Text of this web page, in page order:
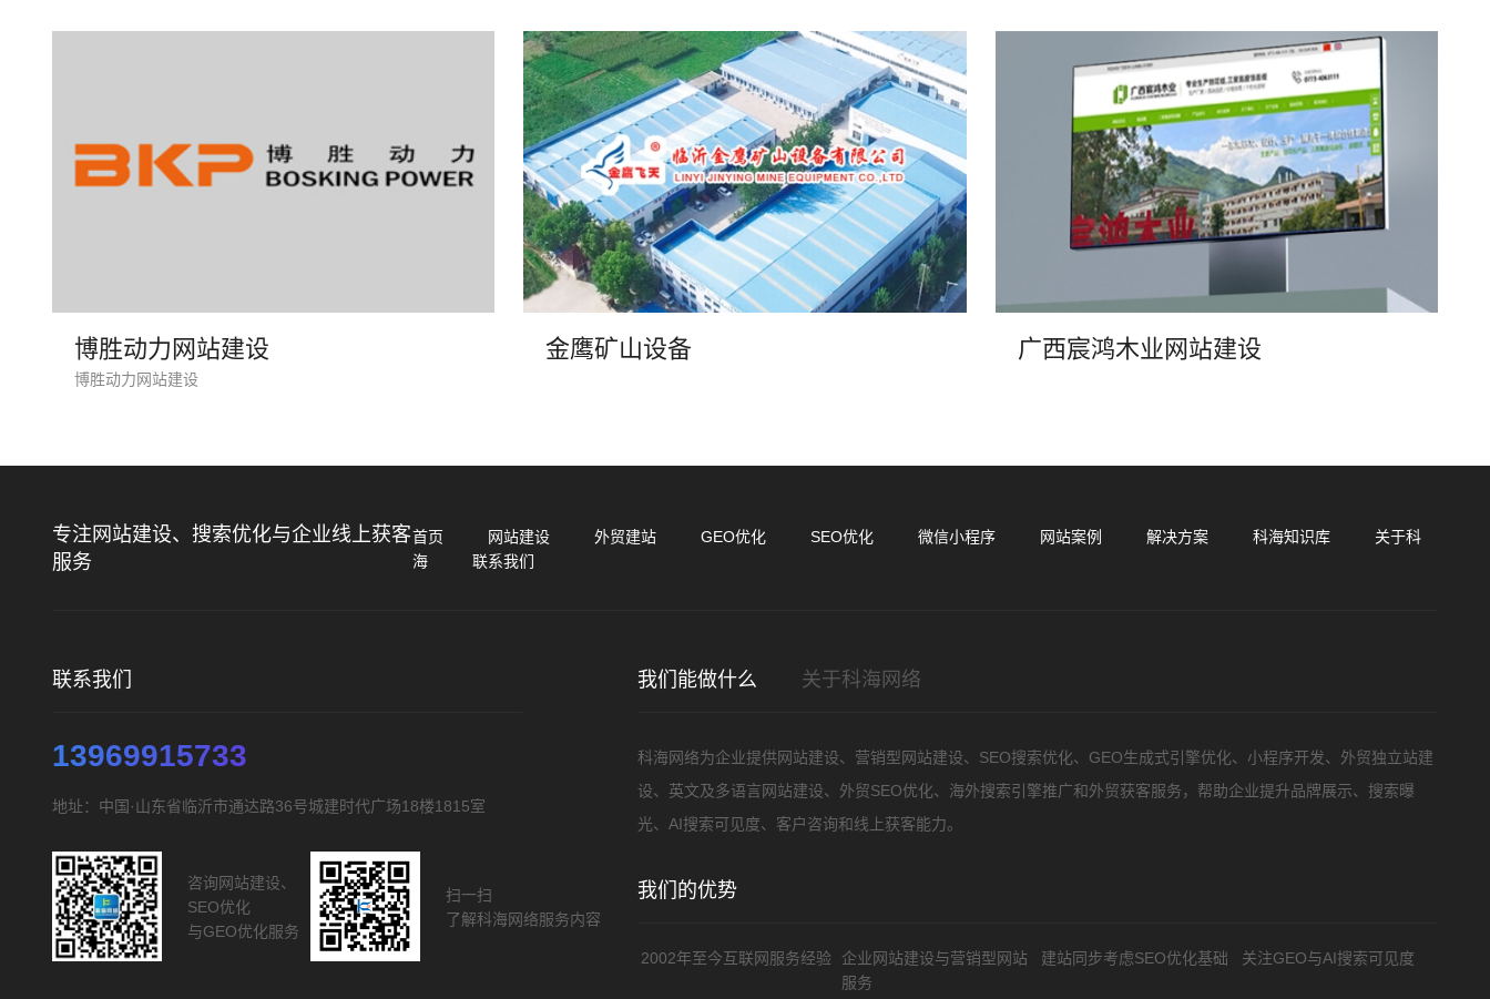
博胜动力网站建设
博胜动力网站建设
金鹰矿山设备 广西宸鸿木业网站建设
专注网站建设、搜索优化与企业线上获客
服务
首页 网站建设 外贸建站 GEO优化 SEO优化 微信小程序 网站案例 解决方案 科海知识库
关于科
海
联系我们
联系我们
13969915733
地址：中国·山东省临沂市通达路36号城建时代广场18楼1815室
咨询网站建设、
SEO优化
与GEO优化服务
扫一扫
了解科海网络服务内容
我们能做什么 关于科海网络
科海网络为企业提供网站建设、营销型网站建设、SEO搜索优化、GEO生成式引擎优化、小程序开发、外贸独立站建
设、英文及多语言网站建设、外贸SEO优化、海外搜索引擎推广和外贸获客服务，帮助企业提升品牌展示、搜索曝
光、AI搜索可见度、客户咨询和线上获客能力。
我们的优势
2002年至今互联网服务经验
企业网站建设与营销型网站
服务
建站同步考虑SEO优化基础 关注GEO与AI搜索可见度
您的预算